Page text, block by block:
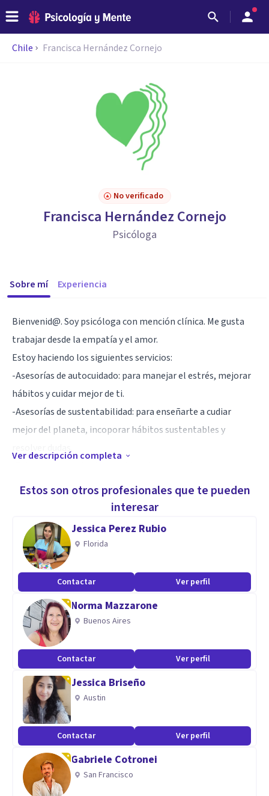
Chile Francisca Hernández Cornejo
No verificado
Francisca Hernández Cornejo
Psicóloga
Sobre mí Experiencia
Bienvenid@. Soy psicóloga con mención clínica. Me gusta
trabajar desde la empatía y el amor.
Estoy haciendo los siguientes servicios:
-Asesorías de autocuidado: para manejar el estrés, mejorar
hábitos y cuidar mejor de ti.
-Asesorías de sustentabilidad: para enseñarte a cudiar
mejor del planeta, incoporar hábitos sustentables y
Reforzamiento y ayuda con tareas y trabajos relacionados
Te espero <3
Especialidad
-Asesorías de autocuidado: para manejar el estrés, mejorar
hábitos y cuidar mejor de ti.
-Asesorías de sustentabilidad: para enseñarte a cudiar
mejor del planeta, incoporar hábitos sustentables y
resolver dudas.
-Tutorías para estudiantes de cualquier nivel.
Reforzamiento y ayuda con tareas y trabajos relacionados
con Psicología.
Aptitudes
Ver descripción completa
Estos son otros profesionales que te pueden
interesar
Jessica Perez Rubio
Florida
Contactar Ver perfil
Norma Mazzarone
Buenos Aires
Contactar Ver perfil
Jessica Briseño
Austin
Contactar Ver perfil
Gabriele Cotronei
San Francisco